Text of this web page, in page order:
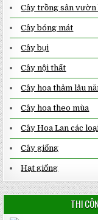
Cây trồng sân
Cây bóng mát
Cây bụi
Cây nội thất
Cây hoa thảm lâu
Cây hoa theo mùa
Cây Hoa Lan các
Cây giống
Hạt giống
THI